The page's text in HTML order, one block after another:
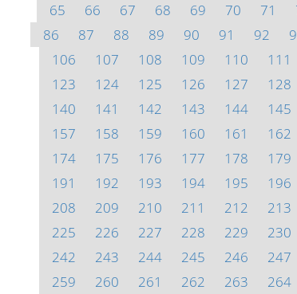
65
66 67 68 69 70 71
86
87 88 89 90 91 92
106
107 108 109 110 111
123
124 125 126 127 128
140
141 142 143 144 145
157
158 159 160 161 162
174
175 176 177 178 179
191
192 193 194 195 196
208
209 210 211 212 213
225
226 227 228 229 230
242
243 244 245 246 247
259
260 261 262 263 264